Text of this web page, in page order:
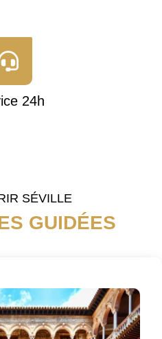
24h
SÉVILLE
GUIDÉES